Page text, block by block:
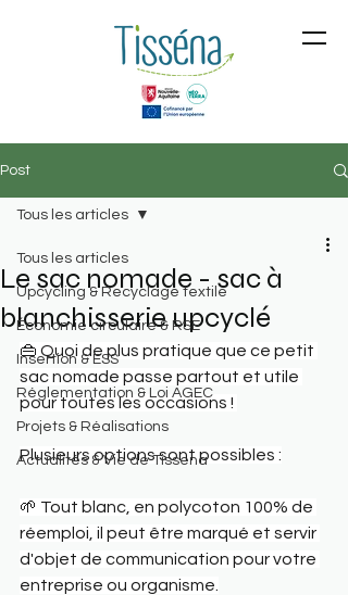
Post
Tous les articles
Upcycling & Recyclage textile
Économie circulaire & RSE
Insertion & ESS
Réglementation & Loi AGEC
Projets & Réalisations
Actualités & Vie de Tissena
Tous les articles
Le sac nomade - sac à
blanchisserie upcyclé
👜 Quoi de plus pratique que ce petit
sac nomade passe partout et utile
pour toutes les occasions !
Plusieurs options sont possibles :
🌱 Tout blanc, en polycoton 100% de
réemploi, il peut être marqué et servir
d'objet de communication pour votre
entreprise ou organisme.